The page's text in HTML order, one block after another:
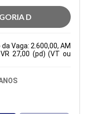
decisões Tipo de
SP, Brasil Área de
Acadêmica:
D
Vaga: 2.600,00, AM
27,00 (pd) (VT ou
RIO DE JANEIRO
CLT Cidade:
Logística Período: